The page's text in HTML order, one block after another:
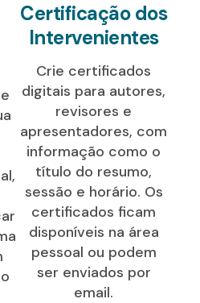
Certificação dos
Intervenientes
Crie certificados
digitais para autores,
revisores e
apresentadores, com
informação como o
título do resumo,
sessão e horário. Os
certificados ficam
disponíveis na área
pessoal ou podem
ser enviados por
email.